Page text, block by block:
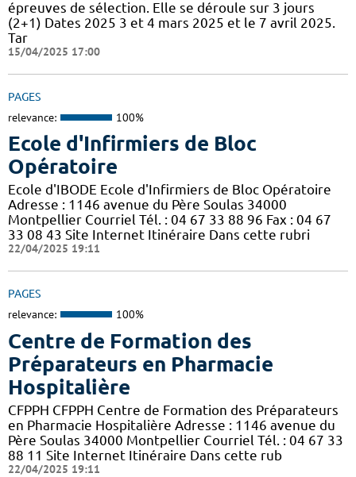
épreuves de sélection. Elle se déroule sur 3 jours
(2+1) Dates 2025 3 et 4 mars 2025 et le 7 avril 2025.
Tar
15/04/2025 17:00
PAGES
relevance: 100%
Ecole d'Infirmiers de Bloc
Opératoire
Ecole d'IBODE Ecole d'Infirmiers de Bloc Opératoire
Adresse : 1146 avenue du Père Soulas 34000
Montpellier Courriel Tél. : 04 67 33 88 96 Fax : 04 67
33 08 43 Site Internet Itinéraire Dans cette rubri
22/04/2025 19:11
PAGES
relevance: 100%
Centre de Formation des
Préparateurs en Pharmacie
Hospitalière
CFPPH CFPPH Centre de Formation des Préparateurs
en Pharmacie Hospitalière Adresse : 1146 avenue du
Père Soulas 34000 Montpellier Courriel Tél. : 04 67 33
88 11 Site Internet Itinéraire Dans cette rub
22/04/2025 19:11